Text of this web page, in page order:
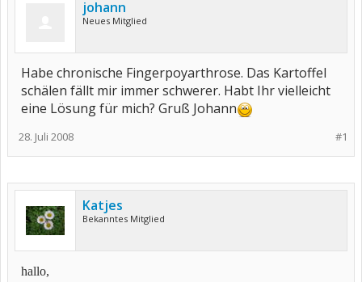
johann
Neues Mitglied
Habe chronische Fingerpoyarthrose. Das Kartoffel
schälen fällt mir immer schwerer. Habt Ihr vielleicht
eine Lösung für mich? Gruß Johann
#1
28. Juli 2008
Katjes
Bekanntes Mitglied
hallo,